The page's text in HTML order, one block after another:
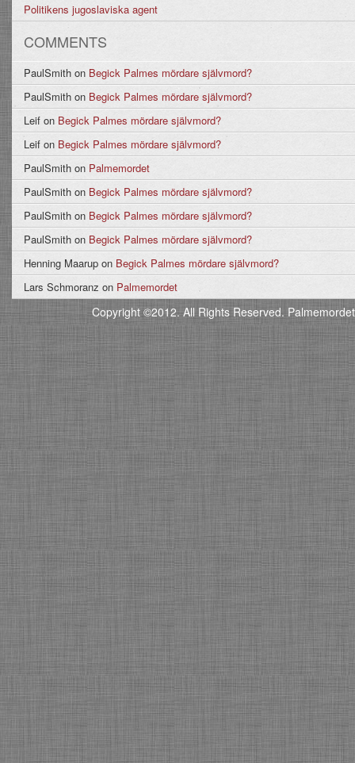
Politikens jugoslaviska agent
COMMENTS
PaulSmith on Begick Palmes mördare självmord?
PaulSmith on Begick Palmes mördare självmord?
Leif on Begick Palmes mördare självmord?
Leif on Begick Palmes mördare självmord?
PaulSmith on Palmemordet
PaulSmith on Begick Palmes mördare självmord?
PaulSmith on Begick Palmes mördare självmord?
PaulSmith on Begick Palmes mördare självmord?
Henning Maarup on Begick Palmes mördare självmord?
Lars Schmoranz on Palmemordet
Copyright ©2012. All Rights Reserved.